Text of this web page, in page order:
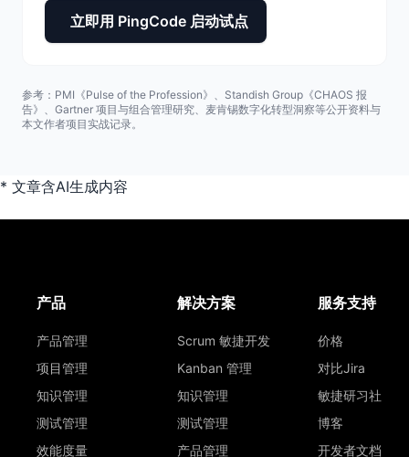
立即用 PingCode 启动试点
参考：PMI《Pulse of the Profession》、Standish Group《CHAOS 报
告》、Gartner 项目与组合管理研究、麦肯锡数字化转型洞察等公开资料与
本文作者项目实战记录。
* 文章含AI生成内容
产品
产品管理
项目管理
知识管理
测试管理
效能度量
解决方案
Scrum 敏捷开发
Kanban 管理
知识管理
测试管理
产品管理
服务支持
价格
对比Jira
敏捷研习社
博客
开发者文档